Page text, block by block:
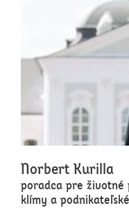
Norbert Kurilla
poradca pre životné
klímy a